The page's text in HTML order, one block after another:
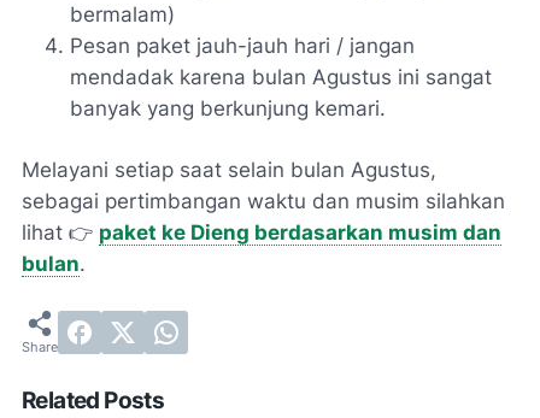
bermalam)
Pesan paket jauh-jauh hari / jangan
mendadak karena bulan Agustus ini sangat
banyak yang berkunjung kemari.
Melayani setiap saat selain bulan Agustus,
sebagai pertimbangan waktu dan musim silahkan
lihat 👉 paket ke Dieng berdasarkan musim dan
bulan.
Related Posts